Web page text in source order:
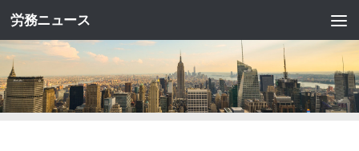
コンテンツへスキップ
労務ニュース